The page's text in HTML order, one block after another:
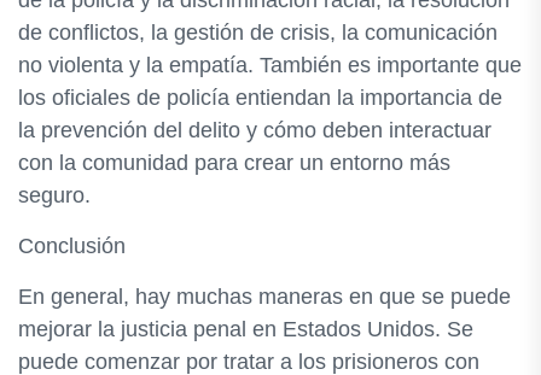
de conflictos, la gestión de crisis, la comunicación
no violenta y la empatía. También es importante que
los oficiales de policía entiendan la importancia de
la prevención del delito y cómo deben interactuar
con la comunidad para crear un entorno más
seguro.
Conclusión
En general, hay muchas maneras en que se puede
mejorar la justicia penal en Estados Unidos. Se
puede comenzar por tratar a los prisioneros con